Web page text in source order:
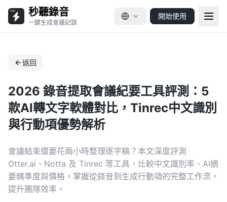
秒聽錄音
一鍵生成會議記錄
開始使用
返回
2026 錄音提取會議紀要工具評測：5
款AI轉文字軟體對比，Tinrec中文識別
與行動項優勢解析
會議結束還要花兩小時整理逐字稿？本文深度評測
Otter.ai、Notta 及 Tinrec 等工具，比較中文識別率、AI摘
要精準度與價格。掌握從錄音到生成行動項的完整工作流，
提升團隊效率。